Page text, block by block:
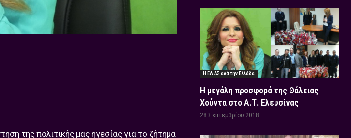
της πολιτικής μας ηγεσίας για το ζήτημα
Η ΕΛ.ΑΣ ανά την Ελλάδα
Η μεγάλη προσφορά της Θάλειας
Χούντα στο Α.Τ. Ελευσίνας
28 Σεπτεμβρίου 2018